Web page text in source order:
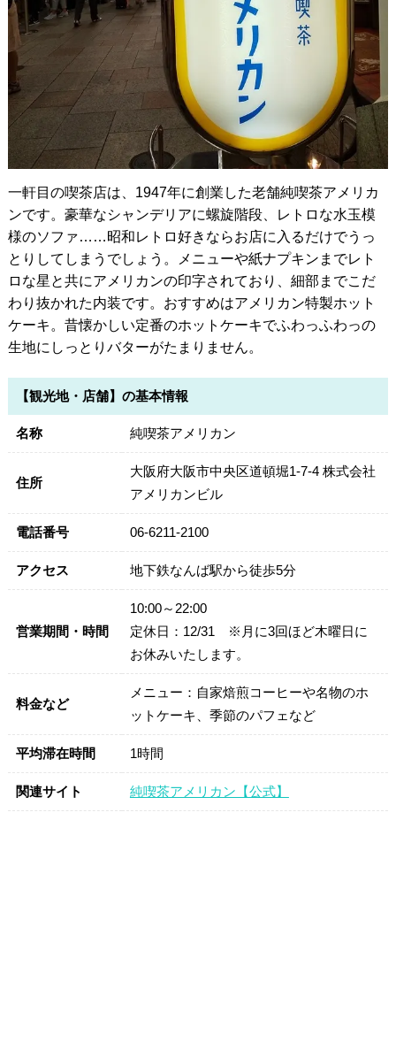
一軒目の喫茶店は、1947年に創業した老舗純喫茶アメリカ
ンです。豪華なシャンデリアに螺旋階段、レトロな水玉模
様のソファ……昭和レトロ好きならお店に入るだけでうっ
とりしてしまうでしょう。メニューや紙ナプキンまでレト
ロな星と共にアメリカンの印字されており、細部までこだ
わり抜かれた内装です。おすすめはアメリカン特製ホット
ケーキ。昔懐かしい定番のホットケーキでふわっふわっの
生地にしっとりバターがたまりません。
【観光地・店舗】の基本情報
名称 純喫茶アメリカン
住所
大阪府大阪市中央区道頓堀1-7-4 株式会社
アメリカンビル
電話番号 06-6211-2100
アクセス 地下鉄なんば駅から徒歩5分
営業期間・時間
10:00～22:00
定休日：12/31 ※月に3回ほど木曜日に
お休みいたします。
料金など
メニュー：自家焙煎コーヒーや名物のホ
ットケーキ、季節のパフェなど
平均滞在時間 1時間
関連サイト 純喫茶アメリカン【公式】